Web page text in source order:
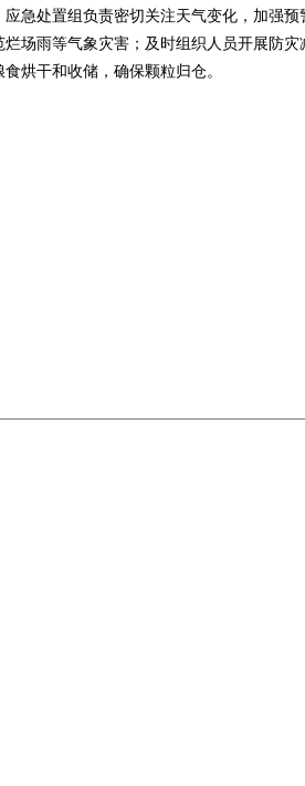
处置组负责密切关注天气变化，加强预
烂场雨等气象灾害；及时组织人员开展防
食烘干和收储，确保颗粒归仓。